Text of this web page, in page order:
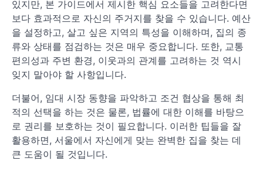
있지만, 본 가이드에서 제시한 핵심 요소들을 고려한다면
보다 효과적으로 자신의 주거지를 찾을 수 있습니다. 예산
을 설정하고, 살고 싶은 지역의 특성을 이해하며, 집의 종
류와 상태를 점검하는 것은 매우 중요합니다. 또한, 교통
편의성과 주변 환경, 이웃과의 관계를 고려하는 것 역시
잊지 말아야 할 사항입니다.
더불어, 임대 시장 동향을 파악하고 조건 협상을 통해 최
적의 선택을 하는 것은 물론, 법률에 대한 이해를 바탕으
로 권리를 보호하는 것이 필요합니다. 이러한 팁들을 잘
활용하면, 서울에서 자신에게 맞는 완벽한 집을 찾는 데
큰 도움이 될 것입니다.